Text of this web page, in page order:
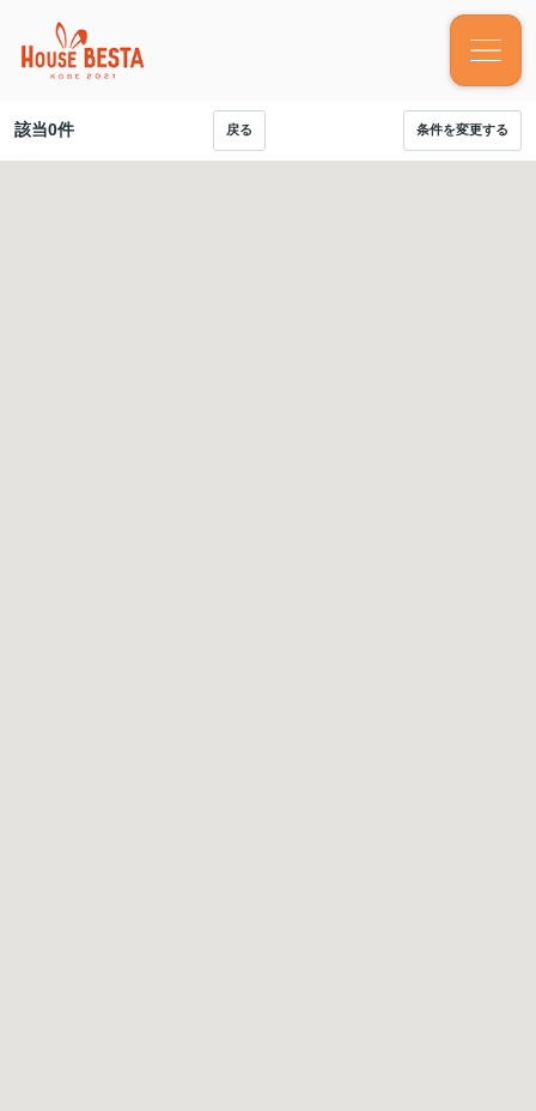
該当0件 戻る 条件を変更する